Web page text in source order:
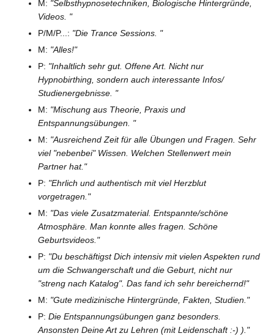
M: "Selbsthypnosetechniken, Biologische Hintergründe,
Videos. "
P/M/P...: "Die Trance Sessions. "
M: "Alles!"
P: "Inhaltlich sehr gut. Offene Art. Nicht nur
Hypnobirthing, sondern auch interessante Infos/
Studienergebnisse. "
M: "Mischung aus Theorie, Praxis und
Entspannungsübungen. "
M: "Ausreichend Zeit für alle Übungen und Fragen. Sehr
viel "nebenbei" Wissen. Welchen Stellenwert mein
Partner hat."
P: "Ehrlich und authentisch mit viel Herzblut
vorgetragen."
M: "Das viele Zusatzmaterial. Entspannte/schöne
Atmosphäre. Man konnte alles fragen. Schöne
Geburtsvideos."
P: "Du beschäftigst Dich intensiv mit vielen Aspekten rund
um die Schwangerschaft und die Geburt, nicht nur
"streng nach Katalog". Das fand ich sehr bereichernd!"
M: "Gute medizinische Hintergründe, Fakten, Studien."
P:Die Entspannungsübungen ganz besonders.
Ansonsten Deine Art zu Lehren (mit Leidenschaft :-) )."